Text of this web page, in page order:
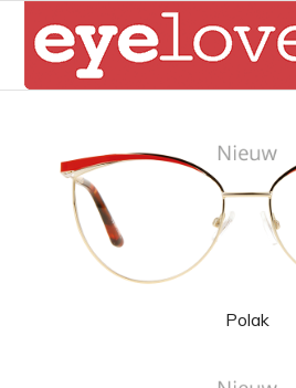
Polak